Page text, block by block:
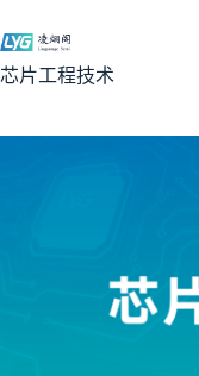
过
内
芯片工程技术